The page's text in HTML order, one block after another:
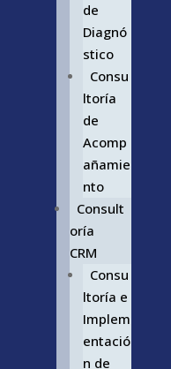
de
Diagnó
stico
Consu
ltoría
de
Acomp
añamie
nto
Consult
oría
CRM
Consu
ltoría e
Implem
entació
n de